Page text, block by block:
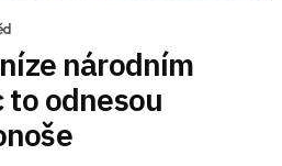
národním
odnesou